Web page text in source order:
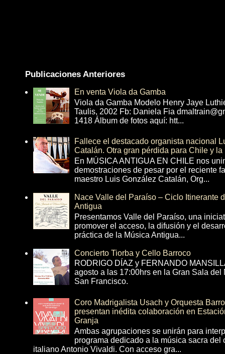
Publicaciones Anteriores
En venta Viola da Gamba
Viola da Gamba Modelo Henry Jaye
Taulis, 2002 Fb: Daniela Fia
1418 Álbum de fotos aquí: htt...
Fallece el destacado organista nacional
Catalán. Otra gran pérdida para Chile y la
En MÚSICA ANTIGUA EN CHILE nos
demostraciones de pesar por el reciente
maestro Luis González Catalán, Org...
Nace Valle del Paraíso – Ciclo Itinerante
Antigua
Presentamos Valle del Paraíso, una
promover el acceso, la difusión y el
práctica de la Música Antigua...
Concierto Tiorba y Cello Barroco
RODRIGO DÍAZ y FERNANDO
agosto a las 17:00hrs en la Gran Sala
San Francisco.
Coro Madrigalista Usach y Orquesta
presentan inédita colaboración en
Granja
Ambas agrupaciones se unirán para
programa dedicado a la música sacra del
italiano Antonio Vivaldi. Con acceso gra...